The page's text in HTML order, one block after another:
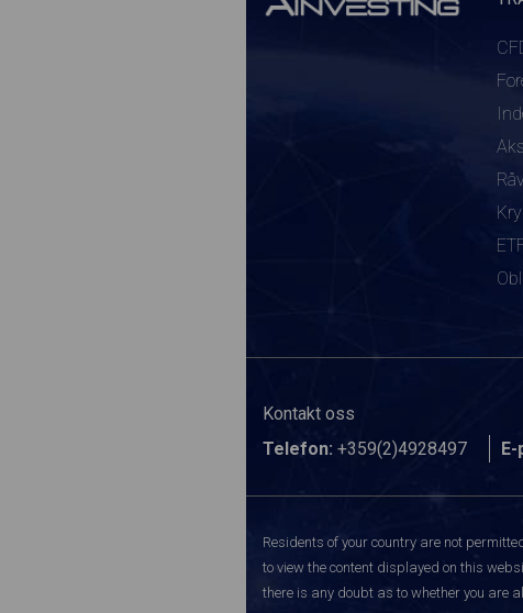
Kontakt oss
Telefon: +359(2)4928497
Residents of your country are not
to view the content displayed on this
there is any doubt as to whether you are